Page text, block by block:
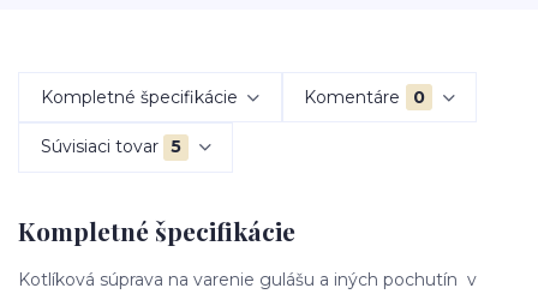
Kompletné špecifikácie Komentáre 0
Súvisiaci tovar 5
Kompletné špecifikácie
Kotlíková súprava na varenie gulášu a iných pochutín v